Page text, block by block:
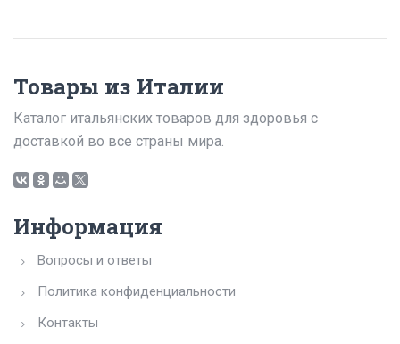
Товары из Италии
Каталог итальянских товаров для здоровья с
доставкой во все страны мира.
Информация
Вопросы и ответы
Политика конфиденциальности
Контакты